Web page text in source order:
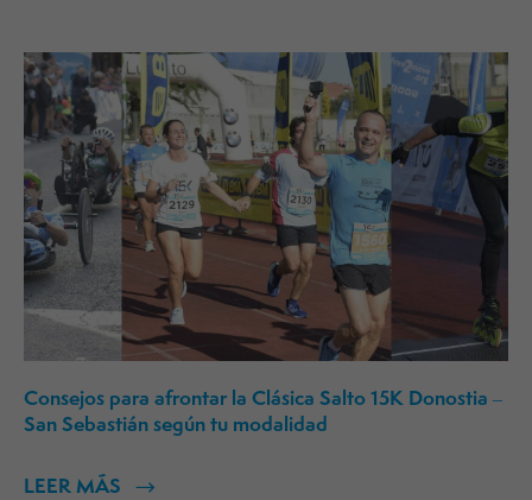
Consejos para afrontar la Clásica Salto 15K Donostia –
San Sebastián según tu modalidad
LEER MÁS